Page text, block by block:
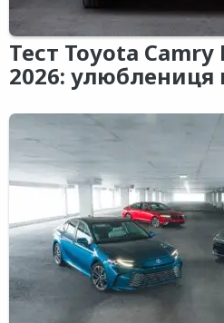
Тест Toyota
2026: улюблениця